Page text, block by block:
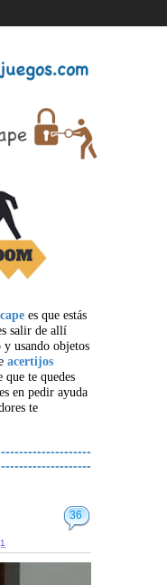
es que estás
salir de allí
usando objetos
acertijos
que te quedes
en pedir ayuda
te
36